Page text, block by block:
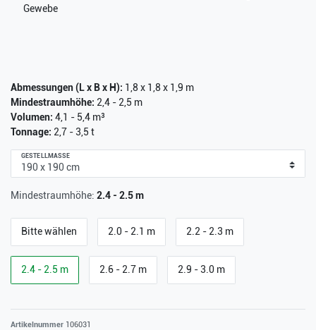
Gewebe
Abmessungen (L x B x H): 1,8 x 1,8 x 1,9 m
Mindestraumhöhe: 2,4 - 2,5 m
Volumen: 4,1 - 5,4 m³
Tonnage: 2,7 - 3,5 t
GESTELLMASSE
Mindestraumhöhe: 2.4 - 2.5 m
Bitte wählen 2.0 - 2.1 m 2.2 - 2.3 m
2.4 - 2.5 m 2.6 - 2.7 m 2.9 - 3.0 m
Artikelnummer 106031